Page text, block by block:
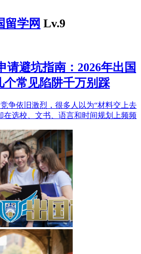
留学网 Lv.9
请避坑指南：2026年出国
个常见陷阱千万别踩
争依旧激烈，很多人以为“材料交上去
在选校、文书、语言和时间规划上频频